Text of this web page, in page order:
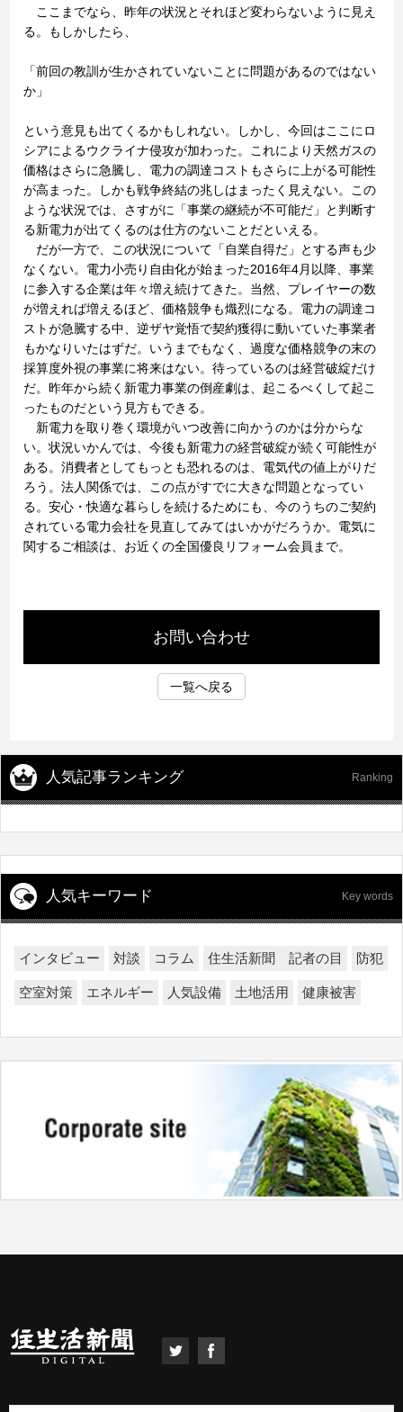
ここまでなら、昨年の状況とそれほど変わらないように見え
る。もしかしたら、
「前回の教訓が生かされていないことに問題があるのではない
か」
という意見も出てくるかもしれない。しかし、今回はここにロ
シアによるウクライナ侵攻が加わった。これにより天然ガスの
価格はさらに急騰し、電力の調達コストもさらに上がる可能性
が高まった。しかも戦争終結の兆しはまったく見えない。この
ような状況では、さすがに「事業の継続が不可能だ」と判断す
る新電力が出てくるのは仕方のないことだといえる。
だが一方で、この状況について「自業自得だ」とする声も少
なくない。電力小売り自由化が始まった2016年4月以降、事業
に参入する企業は年々増え続けてきた。当然、プレイヤーの数
が増えれば増えるほど、価格競争も熾烈になる。電力の調達コ
ストが急騰する中、逆ザヤ覚悟で契約獲得に動いていた事業者
もかなりいたはずだ。いうまでもなく、過度な価格競争の末の
採算度外視の事業に将来はない。待っているのは経営破綻だけ
だ。昨年から続く新電力事業の倒産劇は、起こるべくして起こ
ったものだという見方もできる。
新電力を取り巻く環境がいつ改善に向かうのかは分からな
い。状況いかんでは、今後も新電力の経営破綻が続く可能性が
ある。消費者としてもっとも恐れるのは、電気代の値上がりだ
ろう。法人関係では、この点がすでに大きな問題となってい
る。安心・快適な暮らしを続けるためにも、今のうちのご契約
されている電力会社を見直してみてはいかがだろうか。電気に
関するご相談は、お近くの全国優良リフォーム会員まで。
お問い合わせ
一覧へ戻る
人気記事ランキング Ranking
人気キーワード Key words
インタビュー 対談 コラム 住生活新聞 記者の目 防犯
空室対策 エネルギー 人気設備 土地活用 健康被害